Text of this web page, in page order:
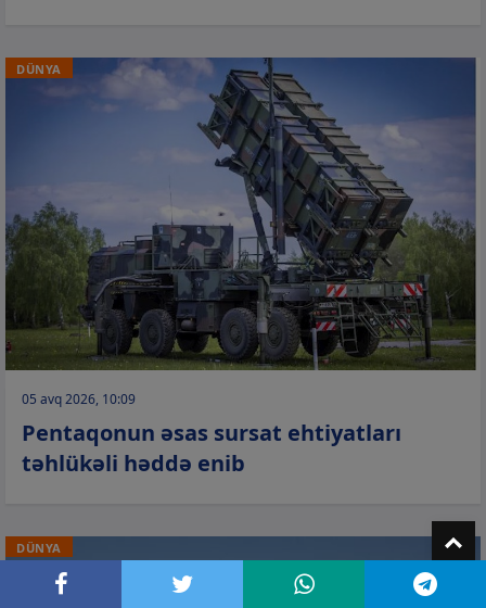
DÜNYA
05 avq 2026, 10:09
Pentaqonun əsas sursat ehtiyatları
təhlükəli həddə enib
DÜNYA